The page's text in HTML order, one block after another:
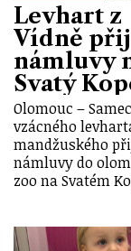
Levhart z
Vídně
námluvy
Svatý
Olomouc – Samec
vzácného
mandžuského
námluvy do
zoo na Svatém